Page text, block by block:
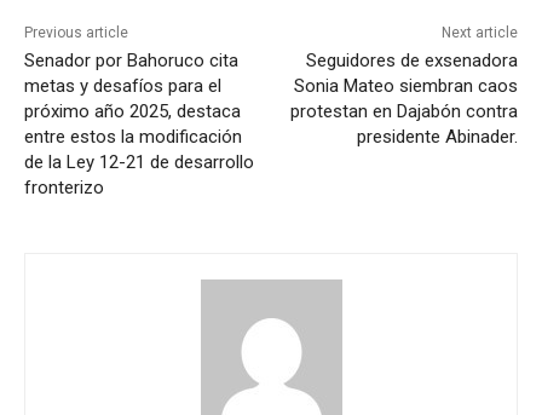
Previous article
Senador por Bahoruco cita
metas y desafíos para el
próximo año 2025, destaca
entre estos la modificación
de la Ley 12-21 de desarrollo
fronterizo
Next article
Seguidores de exsenadora
Sonia Mateo siembran caos
protestan en Dajabón contra
presidente Abinader.